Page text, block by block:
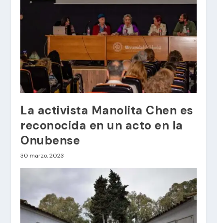
La activista Manolita Chen es
reconocida en un acto en la
Onubense
30 marzo, 2023